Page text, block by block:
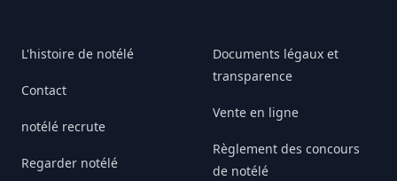
L'histoire de notélé
Contact
notélé recrute
Regarder notélé
Documents légaux et
transparence
Vente en ligne
Règlement des concours
de notélé